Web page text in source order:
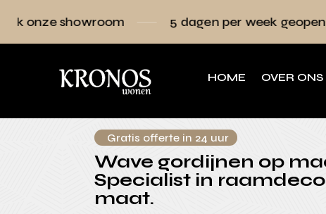
5 dagen per week geopend
HOME OVER ONS
Gratis offerte in 24 uur
Wave gordijnen op
Specialist in
maat.